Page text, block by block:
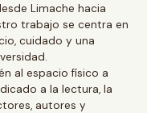
Limache hacia
trabajo se centra en
cuidado y una
al espacio físico a
a la lectura, la
autores y